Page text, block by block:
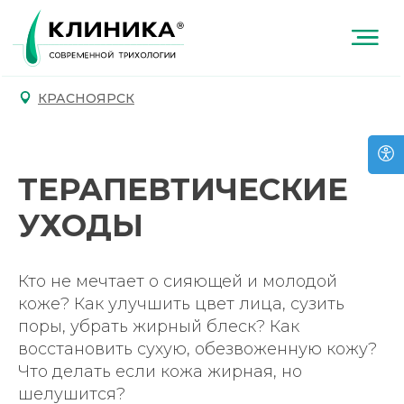
КРАСНОЯРСК
ТЕРАПЕВТИЧЕСКИЕ
УХОДЫ
Кто не мечтает о сияющей и молодой
коже? Как улучшить цвет лица, сузить
поры, убрать жирный блеск? Как
восстановить сухую, обезвоженную кожу?
Что делать если кожа жирная, но
шелушится?